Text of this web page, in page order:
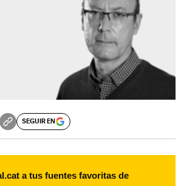
SEGUIR EN
a tus fuentes favoritas de